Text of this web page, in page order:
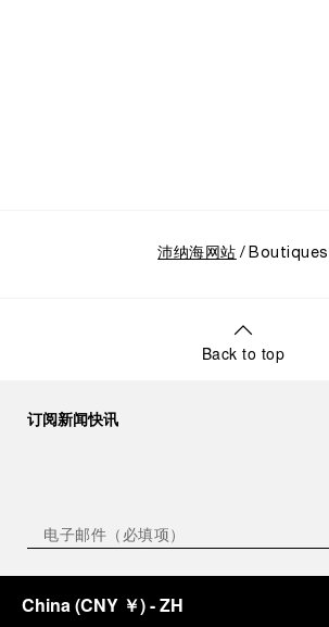
沛纳海网站 Boutiques
Back to top
订阅新闻快讯
China(CNY ￥)- ZH